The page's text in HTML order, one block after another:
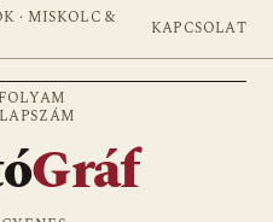
· MISKOLC &
KAPCSOLAT
Gráf